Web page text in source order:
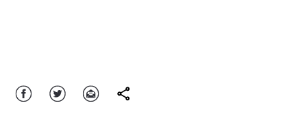
Facebook Twitter Correo comparte